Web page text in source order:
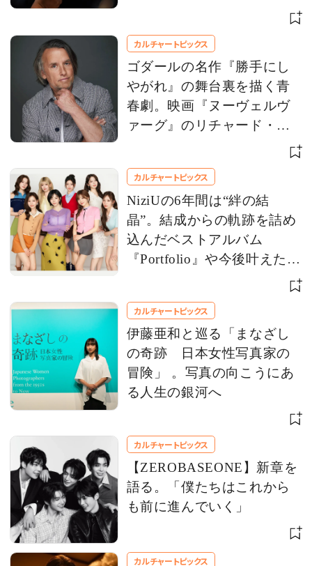
【Netflix】 お盆休みにイッ
カルチャートピックス
ゴダールの名作『勝手にし
やがれ』の舞台裏を描く青
春劇。映画『ヌーヴェルヴ
ァーグ』のリチャード・リ
ンクレイター監督にインタ
カルチャートピックス
NiziUの6年間は“絆の結
晶”。結成からの軌跡を詰め
込んだベストアルバム
『Portfolio』や今後叶えたい
カルチャートピックス
伊藤亜和と巡る「まなざし
の奇跡 日本女性写真家の
冒険」 。写真の向こうにあ
る人生の銀河へ
カルチャートピックス
【ZEROBASEONE】新章を
語る。「僕たちはこれから
も前に進んでいく」
カルチャートピックス